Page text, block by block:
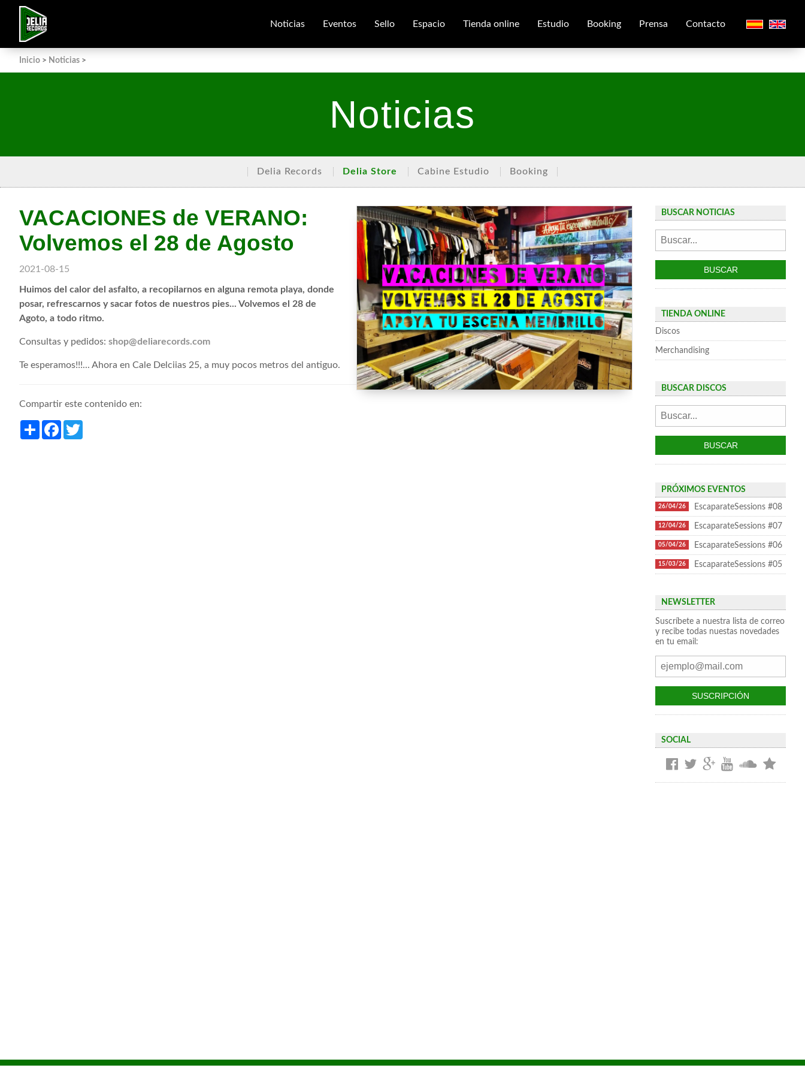
Noticias Eventos Sello Espacio Tienda online Estudio Booking Prensa Contacto
Inicio > Noticias >
Noticias
Delia Records Delia Store Cabine Estudio Booking
VACACIONES de VERANO:
Volvemos el 28 de Agosto
2021-08-15
Huimos del calor del asfalto, a recopilarnos en alguna remota playa, donde
posar, refrescarnos y sacar fotos de nuestros pies... Volvemos el 28 de
Agoto, a todo ritmo.
Consultas y pedidos: shop@deliarecords.com
Te esperamos!!!... Ahora en Cale Delciias 25, a muy pocos metros del antiguo.
Compartir este contenido en:
ShareFacebook
BUSCAR NOTICIAS
TIENDA ONLINE
Discos
Merchandising
BUSCAR DISCOS
PRÓXIMOS EVENTOS
26/04/26 EscaparateSessions #08
12/04/26 EscaparateSessions #07
05/04/26 EscaparateSessions #06
15/03/26 EscaparateSessions #05
NEWSLETTER
Suscríbete a nuestra lista de correo
y recibe todas nuestas novedades
en tu email:
SOCIAL